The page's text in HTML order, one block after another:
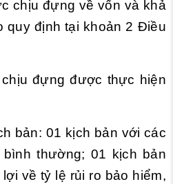
chịu đựng về vốn và khả
quy định tại khoản 2 Điều
đựng được thực hiện
bản: 01 kịch bản với các
thường; 01 kịch bản
về tỷ lệ rủi ro bảo hiểm,